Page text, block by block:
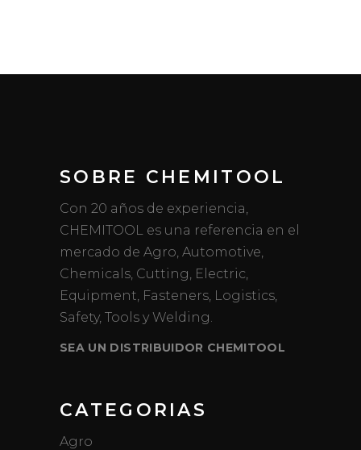
SOBRE CHEMITOOL
Con 20 años de experiencia,
CHEMITOOL es una referencia en el
mercado de Agro, Automotive,
Chemicals, Cutting, Electric,
Equipment, Fasteners, Logistics,
Safety, Tools y Welding.
SEA UN DISTRIBUIDOR CHEMITOOL
CATEGORIAS
Agro